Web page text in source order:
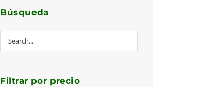
Búsqueda
Filtrar por precio